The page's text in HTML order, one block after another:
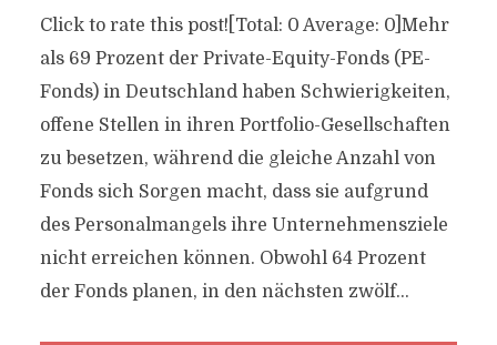
Click to rate this post![Total: 0 Average: 0]Mehr
als 69 Prozent der Private-Equity-Fonds (PE-
Fonds) in Deutschland haben Schwierigkeiten,
offene Stellen in ihren Portfolio-Gesellschaften
zu besetzen, während die gleiche Anzahl von
Fonds sich Sorgen macht, dass sie aufgrund
des Personalmangels ihre Unternehmensziele
nicht erreichen können. Obwohl 64 Prozent
der Fonds planen, in den nächsten zwölf...